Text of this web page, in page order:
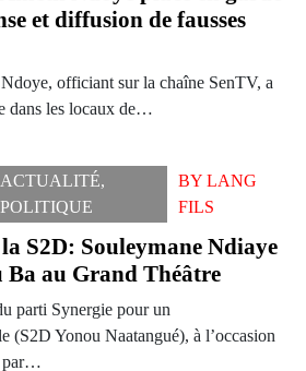
et diffusion de fausses
officiant sur la chaîne SenTV, a
dans les locaux de…
ACTUALITÉ,
POLITIQUE
BYLANG
FILS
S2D: Souleymane Ndiaye
au Grand Théâtre
parti Synergie pour un
(S2D Yonou Naatangué), à l’occasion
par…